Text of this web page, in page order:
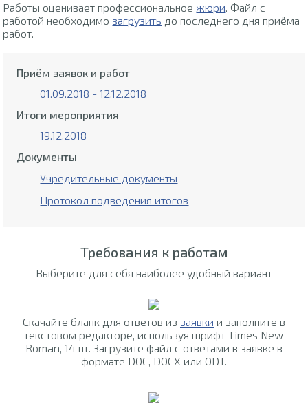
Работы оценивает профессиональное жюри. Файл с
работой необходимо загрузить до последнего дня приёма
работ.
Приём заявок и работ
01.09.2018 - 12.12.2018
Итоги мероприятия
19.12.2018
Документы
Учредительные документы
Протокол подведения итогов
Требования к работам
Выберите для себя наиболее удобный вариант
Скачайте бланк для ответов из заявки и заполните в
текстовом редакторе, используя шрифт Times New
Roman, 14 пт. Загрузите файл с ответами в заявке в
формате DOC, DOCX или ODT.